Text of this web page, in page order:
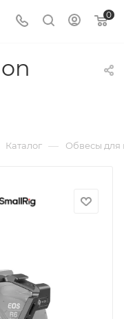
0
Каталог — Обвесы для